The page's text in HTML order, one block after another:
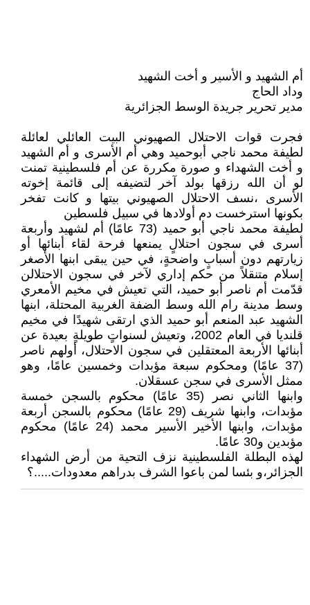
أم الشهيد و الأسير و أخت الشهيد
وداد الحاج
مدير تحرير جريدة الوسط الجزائرية
فجرت قوات الاحتلال الصهيوني البيت العائلي لعائلة
لطيفة محمد ناجي أبوحميد وهي أم الأسرى و أم الشهيد
و أخت الشهداء و صورة مكررة عن أم فلسطينية تمنت
لو أن الله رزقها بولد آخر لتضيفه إلى قائمة إخوته
الأسرى ،نسف الاحتلال الصهيوني بيتها و كانت تفخر
بكونها استرخست دم أولادها في سبيل فلسطين
لطيفة محمد ناجي أبو حميد (73 عامًا) أم لشهيد وأربعة
أسرى في سجون احتلالٍ يمنعها فرحة لقاء أبنائها أو
زيارتهم دون أسبابٍ واضحةٍ‫، في حين يبقى ابنها الأصغر
إسلام متنقلاً من حكم إداري لآخر في سجون الاحتلالن
‎قدّمت أم ناصر أبو حميد، التي تعيش في مخيم الأمعري
وسط مدينة رام الله وسط الضفة الغربية المحتلة، ابنها
الشهيد عبد المنعم أبو حميد الذي ارتقى شهيدًا في مخيم
قلنديا في العام 2002، وتعيش لسنواتٍ طويلةٍ بعيدة عن
أبنائها الأربعة المعتقلين في سجون الاحتلال، أولهم ناصر
(37 عامًا) ومحكوم سبعة مؤبدات وخمسين عامًا، وهو
ممثل الأسرى في سجن عسقلان.
وابنها الثاني نصر (35 عامًا) محكوم بالسجن خمسة
مؤبدات، وابنها شريف (29 عامًا) محكوم بالسجن أربعة
مؤبدات، وابنها الأخير الأسير محمد (24 عامًا) محكوم
مؤبدين و30 عامًا.
لهذه البطلة الفلسطينية نزف التحية من أرض الشهداء
الجزائر،و بئسا لمن باعوا الشرف بدراهم معدودات.....؟